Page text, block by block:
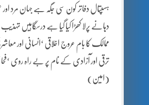
ہسپتال دفاتر کون سی جگہ ہے جہان مرد اور
دہانے پرلا کھڑا کیا گیا ہے درسگاہیں
ممالک کا بام عروج اخلاقی ‘انسانی
ترقی اور آزادی کے نام پر بے راہ روی
(امین)